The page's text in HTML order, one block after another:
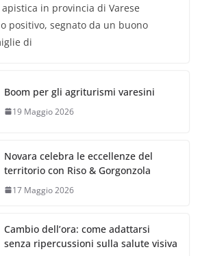
apistica in provincia di Varese
positivo, segnato da un buono
di
Boom per gli agriturismi varesini
19 Maggio 2026
Novara celebra le eccellenze del
territorio con Riso & Gorgonzola
17 Maggio 2026
Cambio dell’ora: come adattarsi
senza ripercussioni sulla salute visiva